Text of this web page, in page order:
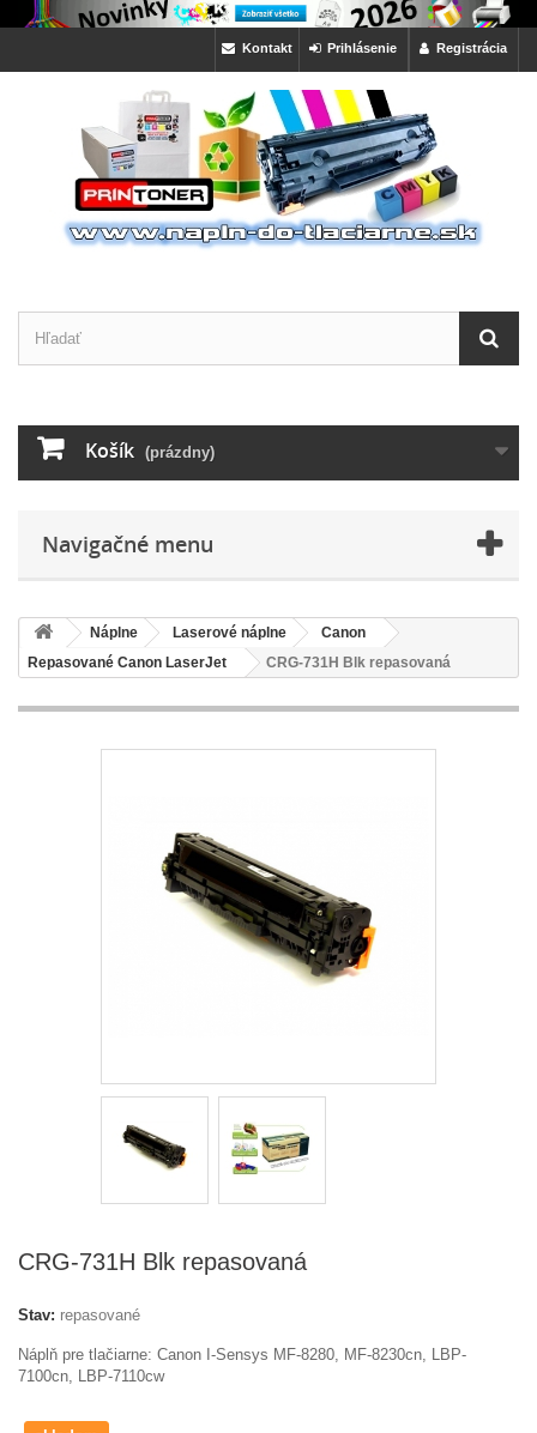
Registrácia
Prihlásenie
Kontakt
Košík (prázdny)
Navigačné menu
Náplne Laserové náplne
Canon
Repasované Canon LaserJet
CRG-731H Blk repasovaná
CRG-731H Blk repasovaná
Stav: repasované
Náplň pre tlačiarne: Canon I-Sensys MF-8280, MF-8230cn, LBP-
7100cn, LBP-7110cw